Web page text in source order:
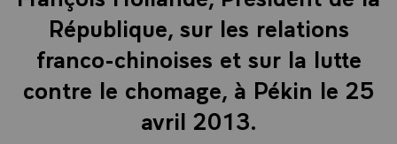
République, sur les relations
franco-chinoises et sur la lutte
contre le chomage, à Pékin le 25
avril 2013.